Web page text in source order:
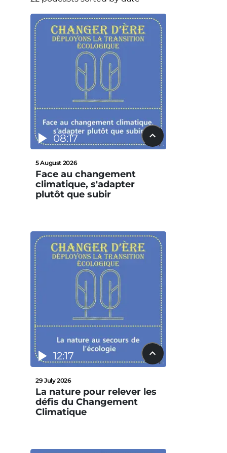
08:17
5 August 2026
Face au changement
climatique, s'adapter
plutôt que subir
12:17
29 July 2026
La nature pour relever les
défis du Changement
Climatique